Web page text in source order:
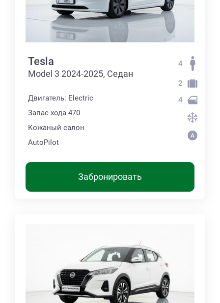
Tesla
Model 3 2024-2025, Седан
Двигатель: Electric
Запас хода 470
Кожаный салон
AutoPilot
4
2
4
Забронировать